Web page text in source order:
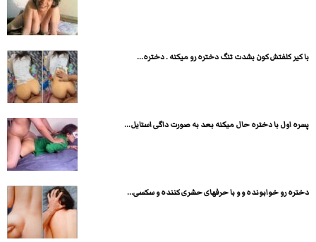
با کیر کلفتش کون بشدت تنگ دختره رو میکنه . دختره...
پسره اول با دختره حال میکنه بعد به صورت داگی استایل...
دختره رو خوابونده و و با حرفهای حشری کننده و سکسی...